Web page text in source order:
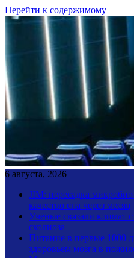
Перейти к содержимому
6 августа, 2026
JIM: пересадка
качество сна через месяц
Ученые связали климат
сколиоза
Питание в первые 1000
здоровьем мозга в